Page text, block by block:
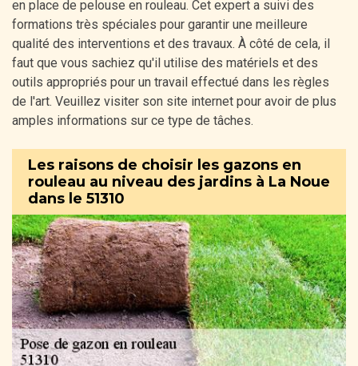
en place de pelouse en rouleau. Cet expert a suivi des
formations très spéciales pour garantir une meilleure
qualité des interventions et des travaux. À côté de cela, il
faut que vous sachiez qu'il utilise des matériels et des
outils appropriés pour un travail effectué dans les règles
de l'art. Veuillez visiter son site internet pour avoir de plus
amples informations sur ce type de tâches.
Les raisons de choisir les gazons en
rouleau au niveau des jardins à La Noue
dans le 51310